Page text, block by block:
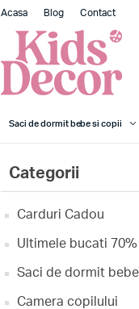
Acasa Blog Contact
Saci de dormit bebe si copii
Categorii
Carduri Cadou
Ultimele bucati
Saci de dormit
Camera copilului